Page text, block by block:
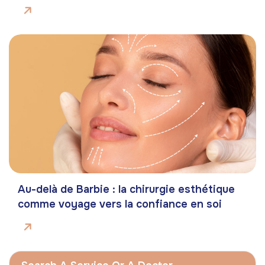
Au-delà de Barbie : la chirurgie esthétique
comme voyage vers la confiance en soi